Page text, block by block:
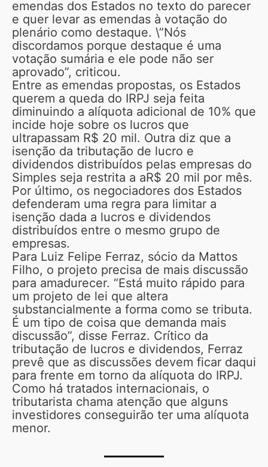
emendas dos Estados no texto do parecer
e quer levar as emendas à votação do
plenário como destaque. \”Nós
discordamos porque destaque é uma
votação sumária e ele pode não ser
aprovado”, criticou.
Entre as emendas propostas, os Estados
querem a queda do IRPJ seja feita
diminuindo a alíquota adicional de 10% que
incide hoje sobre os lucros que
ultrapassam R$ 20 mil. Outra diz que a
isenção da tributação de lucro e
dividendos distribuídos pelas empresas do
Simples seja restrita a aR$ 20 mil por mês.
Por último, os negociadores dos Estados
defenderam uma regra para limitar a
isenção dada a lucros e dividendos
distribuídos entre o mesmo grupo de
empresas.
Para Luiz Felipe Ferraz, sócio da Mattos
Filho, o projeto precisa de mais discussão
para amadurecer. “Está muito rápido para
um projeto de lei que altera
substancialmente a forma como se tributa.
É um tipo de coisa que demanda mais
discussão”, disse Ferraz. Crítico da
tributação de lucros e dividendos, Ferraz
prevê que as discussões devem ficar daqui
para frente em torno da alíquota do IRPJ.
Como há tratados internacionais, o
tributarista chama atenção que alguns
investidores conseguirão ter uma alíquota
menor.